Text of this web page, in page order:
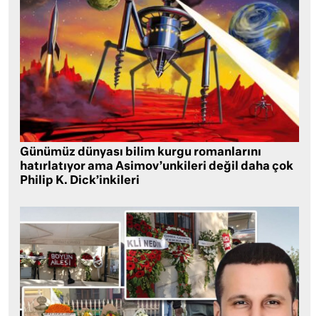
Günümüz dünyası bilim kurgu romanlarını
hatırlatıyor ama Asimov’unkileri değil daha çok
Philip K. Dick’inkileri